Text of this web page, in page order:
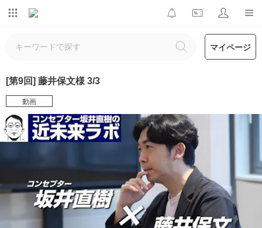
マイページ
[第9回] 藤井保文様 3/3
動画